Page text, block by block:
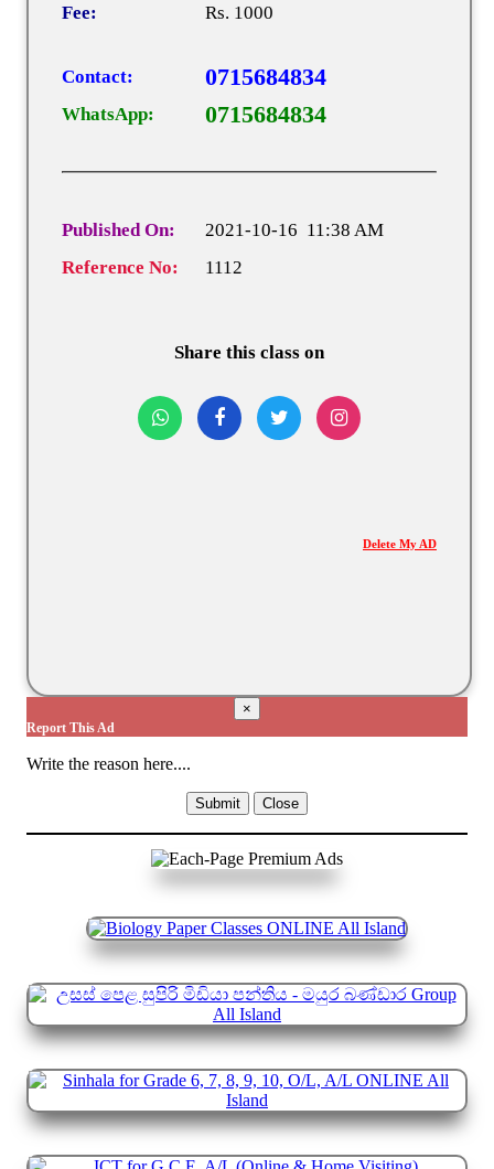
Fee: Rs. 1000
Contact: 0715684834
WhatsApp: 0715684834
Published On:
2021-10-16 11:38 AM
Reference No:
1112
Share this class on
Delete My AD
×
Report This Ad
Write the reason here....
Submit Close